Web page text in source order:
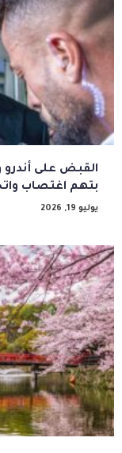
القبض على أندرو
بتهم اغتصاب
يوليو 19, 2026